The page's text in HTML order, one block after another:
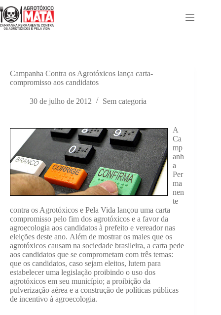
para
o
conteúdo
Campanha Contra os Agrotóxicos lança carta-
compromisso aos candidatos
30 de julho de 2012 Sem categoria
A
Ca
mp
anh
a
Per
ma
nen
te
contra os Agrotóxicos e Pela Vida lançou uma carta
compromisso pelo fim dos agrotóxicos e a favor da
agroecologia aos candidatos à prefeito e vereador nas
eleições deste ano. Além de mostrar os males que os
agrotóxicos causam na sociedade brasileira, a carta pede
aos candidatos que se comprometam com três temas:
que os candidatos, caso sejam eleitos, lutem para
estabelecer uma legislação proibindo o uso dos
agrotóxicos em seu município; a proibição da
pulverização aérea e a construção de políticas públicas
de incentivo à agroecologia.